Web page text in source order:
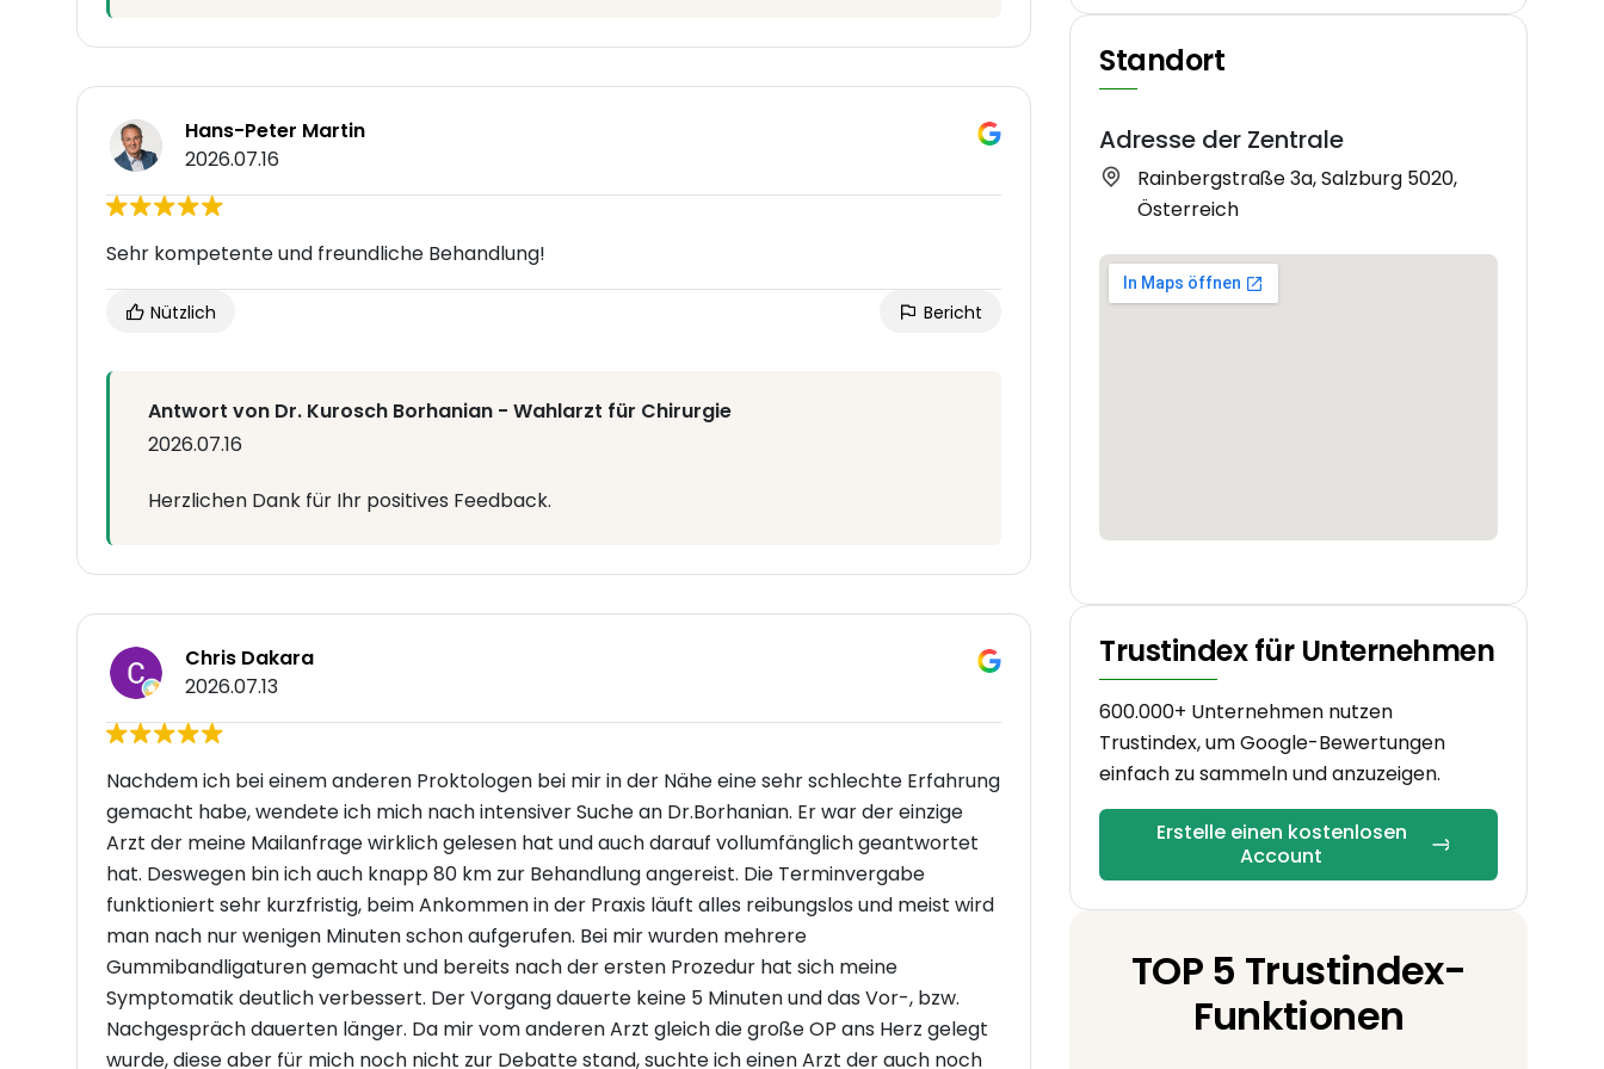
Hans-Peter Martin
2026.07.16
Sehr kompetente und freundliche Behandlung!
Nützlich Bericht
Antwort von Dr. Kurosch Borhanian - Wahlarzt für Chirurgie
2026.07.16
Herzlichen Dank für Ihr positives Feedback.
Chris Dakara
2026.07.13
Nachdem ich bei einem anderen Proktologen bei mir in der Nähe eine sehr schlechte Erfahrung
gemacht habe, wendete ich mich nach intensiver Suche an Dr.Borhanian. Er war der einzige
Arzt der meine Mailanfrage wirklich gelesen hat und auch darauf vollumfänglich geantwortet
hat. Deswegen bin ich auch knapp 80 km zur Behandlung angereist. Die Terminvergabe
funktioniert sehr kurzfristig, beim Ankommen in der Praxis läuft alles reibungslos und meist wird
man nach nur wenigen Minuten schon aufgerufen. Bei mir wurden mehrere
Gummibandligaturen gemacht und bereits nach der ersten Prozedur hat sich meine
Symptomatik deutlich verbessert. Der Vorgang dauerte keine 5 Minuten und das Vor-, bzw.
Nachgespräch dauerten länger. Da mir vom anderen Arzt gleich die große OP ans Herz gelegt
wurde, diese aber für mich noch nicht zur Debatte stand, suchte ich einen Arzt der auch noch
Standort
Adresse der Zentrale
Rainbergstraße 3a, Salzburg 5020,
Österreich
Trustindex für Unternehmen
600.000+ Unternehmen nutzen
Trustindex, um Google-Bewertungen
einfach zu sammeln und anzuzeigen.
Erstelle einen kostenlosen
Account
TOP 5 Trustindex-
Funktionen